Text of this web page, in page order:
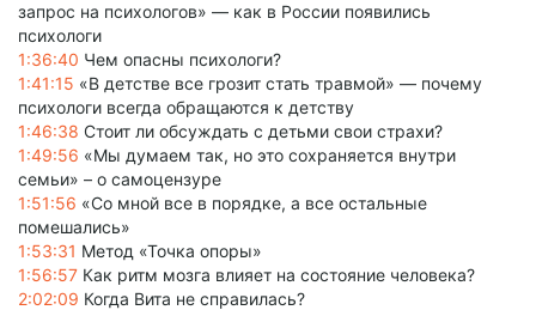
запрос на психологов» — как в России появились
психологи
1:36:40 Чем опасны психологи?
1:41:15 «В детстве все грозит стать травмой» — почему
психологи всегда обращаются к детству
1:46:38 Стоит ли обсуждать с детьми свои страхи?
1:49:56 «Мы думаем так, но это сохраняется внутри
семьи» – о самоцензуре
1:51:56 «Со мной все в порядке, а все остальные
помешались»
1:53:31 Метод «Точка опоры»
1:56:57 Как ритм мозга влияет на состояние человека?
2:02:09 Когда Вита не справилась?